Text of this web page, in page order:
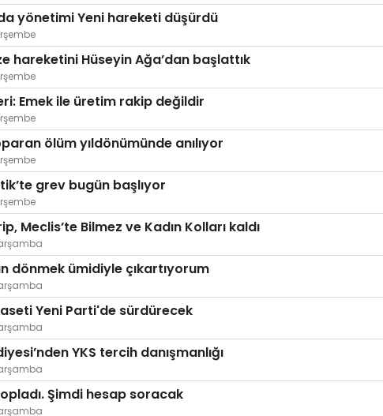
yönetimi Yeni hareketi düşürdü
hareketini Hüseyin Ağa’dan başlattık
Emek ile üretim rakip değildir
ölüm yıldönümünde anılıyor
grev bugün başlıyor
Meclis’te Bilmez ve Kadın Kolları kaldı
dönmek ümidiyle çıkartıyorum
Yeni Parti'de sürdürecek
YKS tercih danışmanlığı
Şimdi hesap soracak